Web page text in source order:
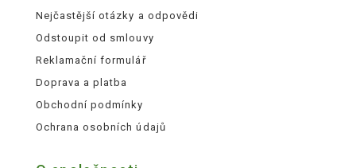
Nejčastější otázky a odpovědi
Odstoupit od smlouvy
Reklamační formulář
Doprava a platba
Obchodní podmínky
Ochrana osobních údajů